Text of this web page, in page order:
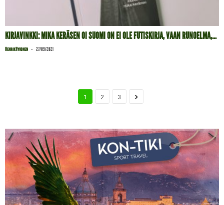
KIRJAVINKKI: MIKA KERÄSEN OI SUOMI ON EI OLE FUTISKIRJA, VAAN RUNOELMA,...
Henrik Hyvönen - 27/09/2021
1 2 3